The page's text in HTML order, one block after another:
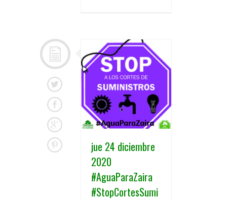
jue 24 diciembre
2020
#AguaParaZaira
#StopCortesSumi